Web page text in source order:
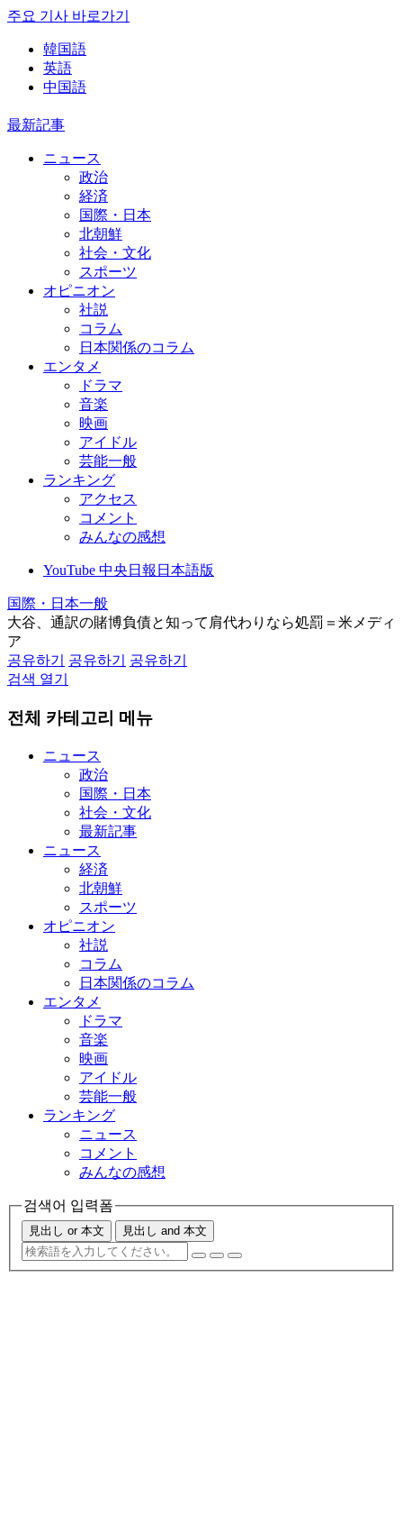
주요 기사 바로가기
韓国語
英語
中国語
最新記事
ニュース
政治
経済
国際・日本
北朝鮮
社会・文化
スポーツ
オピニオン
社説
コラム
日本関係のコラム
エンタメ
ドラマ
音楽
映画
アイドル
芸能一般
ランキング
アクセス
コメント
みんなの感想
YouTube 中央日報日本語版
国際・日本一般
大谷、通訳の賭博負債と知って肩代わりなら処罰＝米メディ
ア
공유하기
공유하기
공유하기
검색 열기
전체 카테고리 메뉴
ニュース
政治
国際・日本
社会・文化
最新記事
ニュース
経済
北朝鮮
スポーツ
オピニオン
社説
コラム
日本関係のコラム
エンタメ
ドラマ
音楽
映画
アイドル
芸能一般
ランキング
ニュース
コメント
みんなの感想
검색어 입력폼
見出し or 本文 見出し and 本文